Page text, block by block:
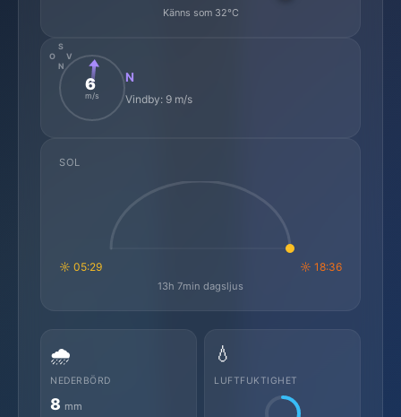
Känns som 32°C
N
S
O
V
6
m/s
N
Vindby: 9 m/s
SOL
☼ 05:29 ☼ 18:36
13h 7min dagsljus
🌧️
NEDERBÖRD
8 mm
💧
LUFTFUKTIGHET